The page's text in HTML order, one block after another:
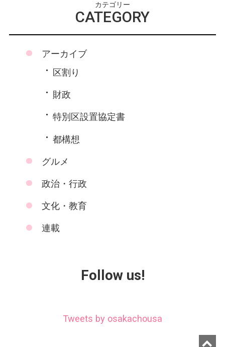
カテゴリー
CATEGORY
アーカイブ
区割り
財政
特別区設置協定書
都構想
グルメ
政治・行政
文化・教育
連載
Follow us!
Tweets by osakachousa